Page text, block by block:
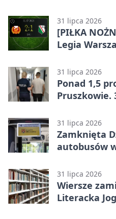
31 lipca 2026
[PIŁKA
Legia
minucie
31 lipca 2026
Ponad 1,5
Pruszkowie.
31 lipca 2026
Zamknięta
autobusów
31 lipca 2026
Wiersze
Literacka